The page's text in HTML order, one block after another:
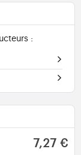
:
7,27 €